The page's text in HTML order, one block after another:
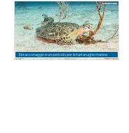
Il bracconaggio è un pericolo per le tartarughe marine.